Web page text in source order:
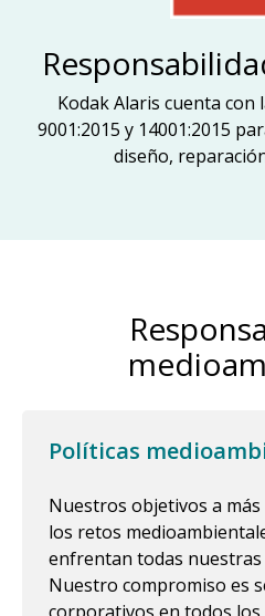
Kodak Alaris cuenta con
9001:2015 y 14001:2015
diseño,
Políticas
Nuestros objetivos a
los retos
enfrentan todas
Nuestro compromiso es